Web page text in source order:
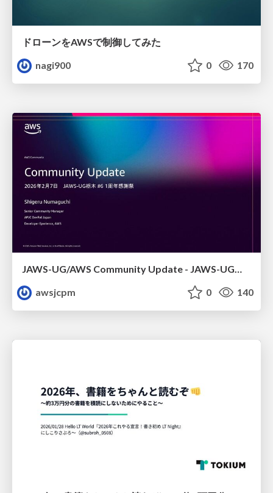
ドローンをAWSで制御してみた
nagi900
0 170
JAWS-UG/AWS Community Update - JAWS-UG栃木 #6
awsjcpm
0 140